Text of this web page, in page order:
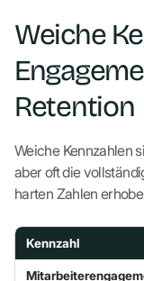
Weiche
Retention
Weiche Kennzahlen
aber oft die
harten Zahlen
Kennzahl